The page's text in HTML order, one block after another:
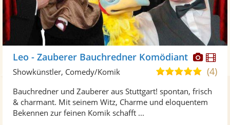
Fotos
Leo - Zauberer Bauchredner Komödiant
5,0
5
(4)
Showkünstler, Comedy/Komik
Bauchredner und Zauberer aus Stuttgart! spontan, frisch
& charmant. Mit seinem Witz, Charme und eloquentem
Bekennen zur feinen Komik schafft ...